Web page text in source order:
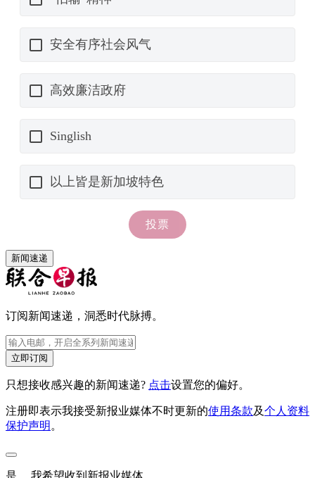
新闻速递
订阅新闻速递，洞悉时代脉搏。
立即订阅
只想接收感兴趣的新闻速递? 点击设置您的偏好。
注册即表示我接受新报业媒体不时更新的使用条款及个人资料
保护声明 。